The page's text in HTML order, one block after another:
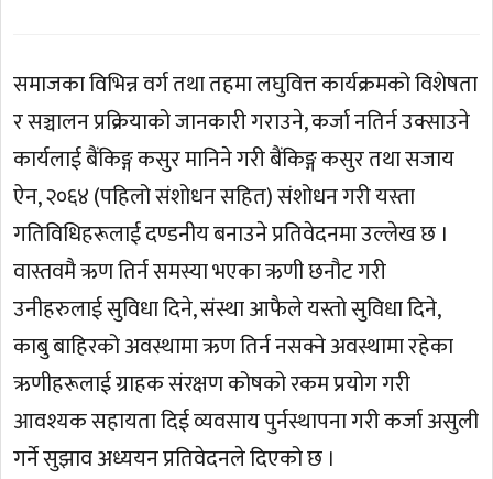
समाजका विभिन्न वर्ग तथा तहमा लघुवित्त कार्यक्रमको विशेषता
र सञ्चालन प्रक्रियाको जानकारी गराउने, कर्जा नतिर्न उक्साउने
कार्यलाई बैंकिङ्ग कसुर मानिने गरी बैंकिङ्ग कसुर तथा सजाय
ऐन, २०६४ (पहिलो संशोधन सहित) संशोधन गरी यस्ता
गतिविधिहरूलाई दण्डनीय बनाउने प्रतिवेदनमा उल्लेख छ ।
वास्तवमै ऋण तिर्न समस्या भएका ऋणी छनौट गरी
उनीहरुलाई सुविधा दिने, संस्था आफैले यस्तो सुविधा दिने,
काबु बाहिरको अवस्थामा ऋण तिर्न नसक्ने अवस्थामा रहेका
ऋणीहरूलाई ग्राहक संरक्षण कोषको रकम प्रयोग गरी
आवश्यक सहायता दिई व्यवसाय पुर्नस्थापना गरी कर्जा असुली
गर्ने सुझाव अध्ययन प्रतिवेदनले दिएको छ ।